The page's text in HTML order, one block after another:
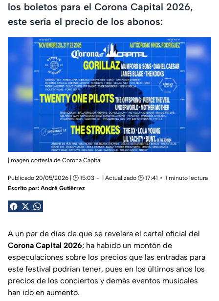
los boletos para el Corona Capital 2026,
este sería el precio de los abonos:
|Imagen cortesía de Corona Capital
Publicado 20/05/2026 | 🕑 15:03 | Actualizado 🕑 17:41
1 minuto lectura
Escrito por: André Gutiérrez
A un par de días de que se revelara el cartel oficial del
Corona Capital 2026; ha habido un montón de
especulaciones sobre los precios que las entradas para
este festival podrían tener, pues en los últimos años los
precios de los conciertos y demás eventos musicales
han ido en aumento.